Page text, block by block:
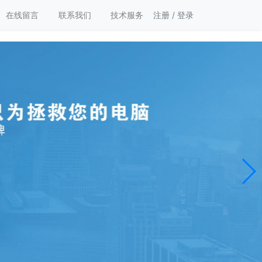
在线留言 联系我们 技术服务 注册 / 登录